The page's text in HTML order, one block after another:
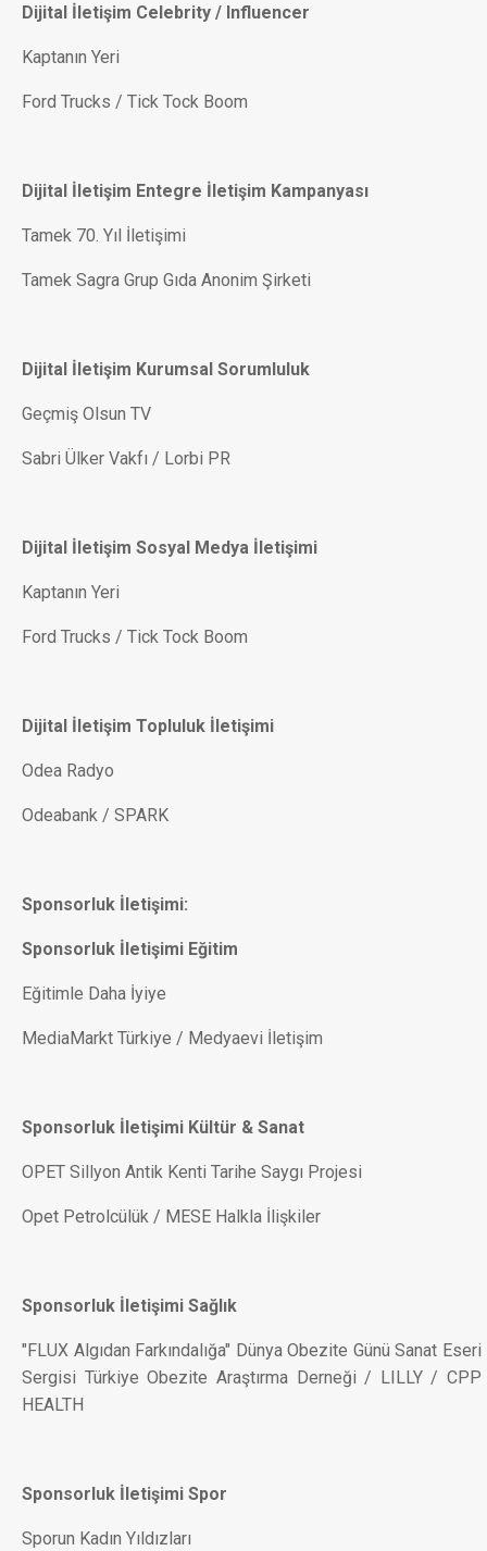
Dijital İletişim Celebrity / Influencer
Kaptanın Yeri
Ford Trucks / Tick Tock Boom
Dijital İletişim Entegre İletişim Kampanyası
Tamek 70. Yıl İletişimi
Tamek Sagra Grup Gıda Anonim Şirketi
Dijital İletişim Kurumsal Sorumluluk
Geçmiş Olsun TV
Sabri Ülker Vakfı / Lorbi PR
Dijital İletişim Sosyal Medya İletişimi
Kaptanın Yeri
Ford Trucks / Tick Tock Boom
Dijital İletişim Topluluk İletişimi
Odea Radyo
Odeabank / SPARK
Sponsorluk İletişimi:
Sponsorluk İletişimi Eğitim
Eğitimle Daha İyiye
MediaMarkt Türkiye / Medyaevi İletişim
Sponsorluk İletişimi Kültür & Sanat
OPET Sillyon Antik Kenti Tarihe Saygı Projesi
Opet Petrolcülük / MESE Halkla İlişkiler
Sponsorluk İletişimi Sağlık
"FLUX Algıdan Farkındalığa" Dünya Obezite Günü Sanat Eseri
Sergisi Türkiye Obezite Araştırma Derneği / LILLY / CPP
HEALTH
Sponsorluk İletişimi Spor
Sporun Kadın Yıldızları